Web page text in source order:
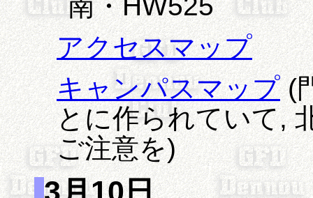
アクセスマップ
キャンパスマップ(
とに作られていて,
ご注意を)